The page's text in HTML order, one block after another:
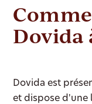
Dovida
Dovida est
et dispose d'une